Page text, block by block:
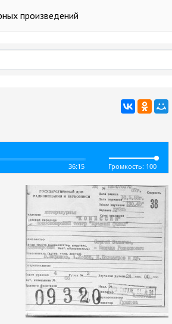
произведений
36:15 Громкость: 100